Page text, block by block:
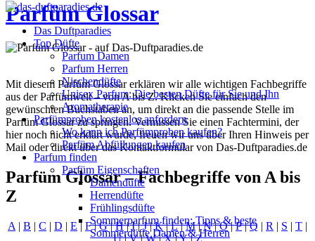
Das Duftparadies
Top Düfte
Parfum Damen
Parfum Herren
Nischendüfte
Unisex Parfum: Die besten Düfte für Sie und Ihn
Aromatherapie
Parfümproben kostenlos anfordern
Wo kann ich Parfümproben kaufen?
Parfüm Abfüllungen kaufen
Parfum finden
Parfüm Eigenschaften
Damendüfte
Herrendüfte
Frühlingsdüfte
Sommerparfum finden: Tipps & beste
Sommerdüfte Damen & Herren
Parfüm Glossar
Mit diesem Parfüm Glossar erklären wir alle wichtigen Fachbegriffe
aus der Parfümwelt – von A bis Z. Klicken Sie einfach den
gewünschten Buchstaben an, um direkt an die passende Stelle im
Parfüm Glossar zu springen. Vermissen Sie einen Fachtermini, der
hier noch nicht erklärt wurde, freuen wir uns über Ihren Hinweis per
Mail oder direkt über das Kontaktformular von Das-Duftparadies.de
Parfüm Glossar – Fachbegriffe von A bis
Z
A | B | C | D | E| F|G|H|I|J|K|L|M|N|O|P|Q | R | S | T |